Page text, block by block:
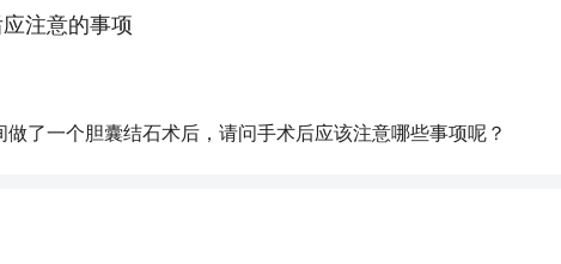
注意的事项
做了一个胆囊结石术后，请问手术后应该注意哪些事项呢？